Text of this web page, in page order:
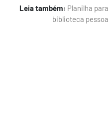
Leia também: Planilha
biblioteca